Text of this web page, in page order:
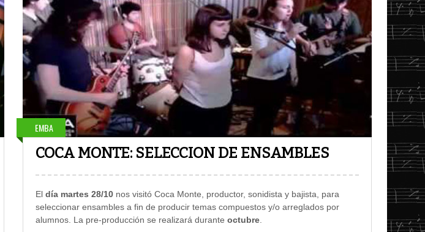
EMBA
COCA MONTE: SELECCION DE ENSAMBLES
El día martes 28/10 nos visitó Coca Monte, productor, sonidista y bajista, para
seleccionar ensambles a fin de producir temas compuestos y/o arreglados por
alumnos. La pre-producción se realizará durante octubre